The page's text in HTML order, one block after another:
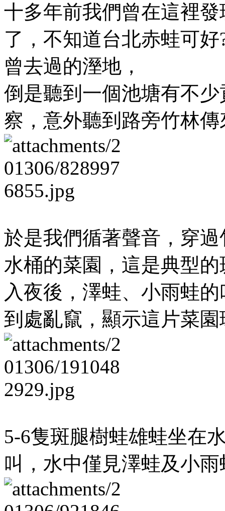
十多年前我們曾在這裡
了，不知道台北赤蛙可
曾去過的溼地，
倒是聽到一個池塘有不
察，意外聽到路旁竹林
於是我們循著聲音，穿
水桶的菜園，這是典型
入夜後，澤蛙、小雨蛙
到處亂竄，顯示這片菜
5-6隻斑腿樹蛙雄蛙坐在
叫，水中僅見澤蛙及小